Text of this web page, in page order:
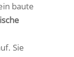
baute
Sie